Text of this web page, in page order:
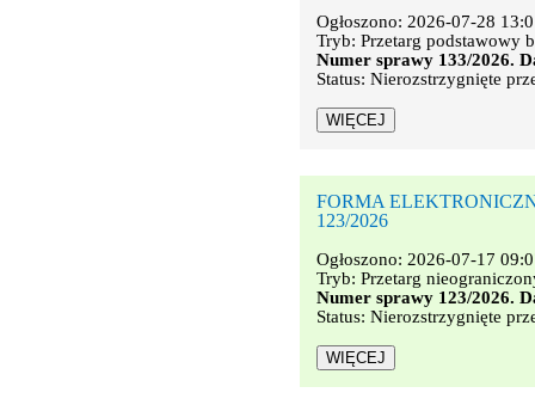
Ogłoszono: 2026-07-28
Tryb: Przetarg podstawowy
Numer sprawy 133/2026.
Status: Nierozstrzygnięte
FORMA
123/2026
Ogłoszono: 2026-07-17
Tryb: Przetarg
Numer sprawy 123/2026.
Status: Nierozstrzygnięte